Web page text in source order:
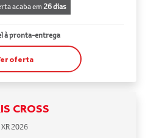
acaba em26 dias
à pronta-entrega
oferta
CROSS
XR 2026